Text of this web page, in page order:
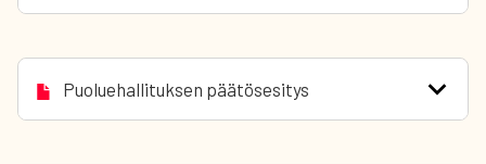
Puoluehallituksen päätösesitys